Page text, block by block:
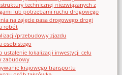
technicznej niezwiązanych z
lub potrzebami ruchu drogowego
na zajęcie pasa drogowego drogi
robót
przebudowy zjazdu
osobistego
ustalenie lokalizacji inwestycji celu
zabudowy
krajowego transportu